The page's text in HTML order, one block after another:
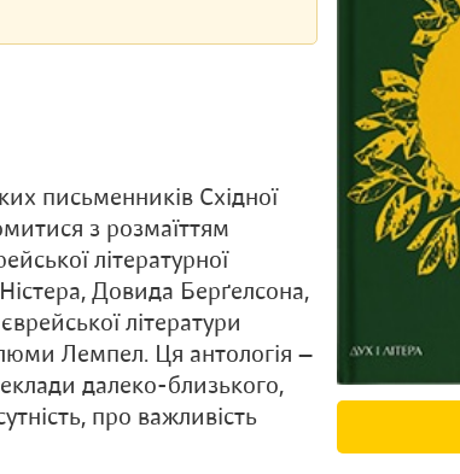
письменників Східної
з розмаїттям
літературної
Довида Берґелсона,
літератури
Лемпел. Ця антологія —
далеко-близького,
про важливість